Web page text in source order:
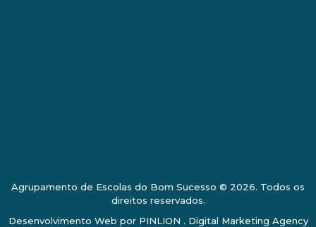
Agrupamento de Escolas do Bom Sucesso © 2026. Todos os
direitos reservados.
Desenvolvimento Web por PINLION . Digital Marketing Agency